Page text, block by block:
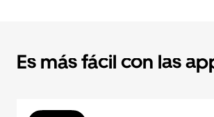
Es más fácil con las